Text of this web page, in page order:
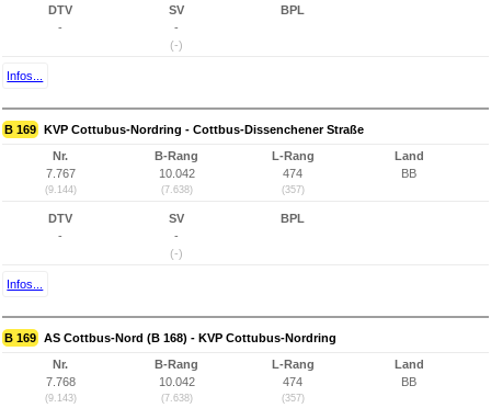
DTV
-
SV
-
(-)
BPL
Infos...
B 169 KVP Cottubus-Nordring - Cottbus-Dissenchener Straße
Nr.
7.767
(9.144)
B-Rang
10.042
(7.638)
L-Rang
474
(357)
Land
BB
DTV
-
SV
-
(-)
BPL
Infos...
B 169 AS Cottbus-Nord (B 168) - KVP Cottubus-Nordring
Nr.
7.768
(9.143)
B-Rang
10.042
(7.638)
L-Rang
474
(357)
Land
BB